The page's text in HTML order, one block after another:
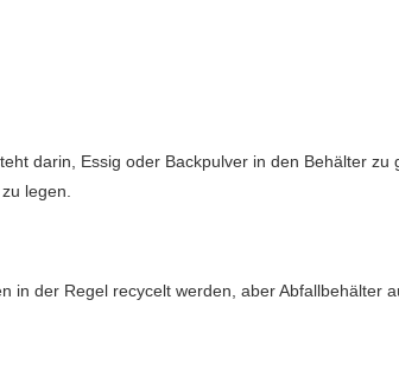
darin, Essig oder Backpulver in den Behälter
legen.
in der Regel recycelt werden, aber Abfallbehälter